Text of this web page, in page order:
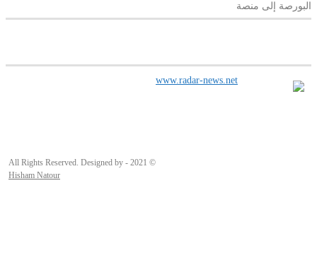
البورصة إلى منصة
© 2021 - All Rights Reserved. Designed by
Hisham Natour